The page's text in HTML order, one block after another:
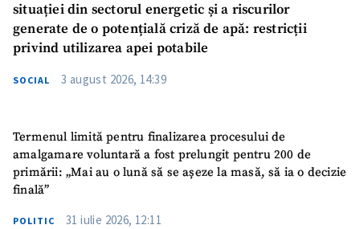
situației din sectorul energetic și a riscurilor
generate de o potențială criză de apă: restricții
privind utilizarea apei potabile
SOCIAL 3 august 2026, 14:39
Termenul limită pentru finalizarea procesului de
amalgamare voluntară a fost prelungit pentru 200 de
primării: „Mai au o lună să se așeze la masă, să ia o decizie
finală”
POLITIC 31 iulie 2026, 12:11